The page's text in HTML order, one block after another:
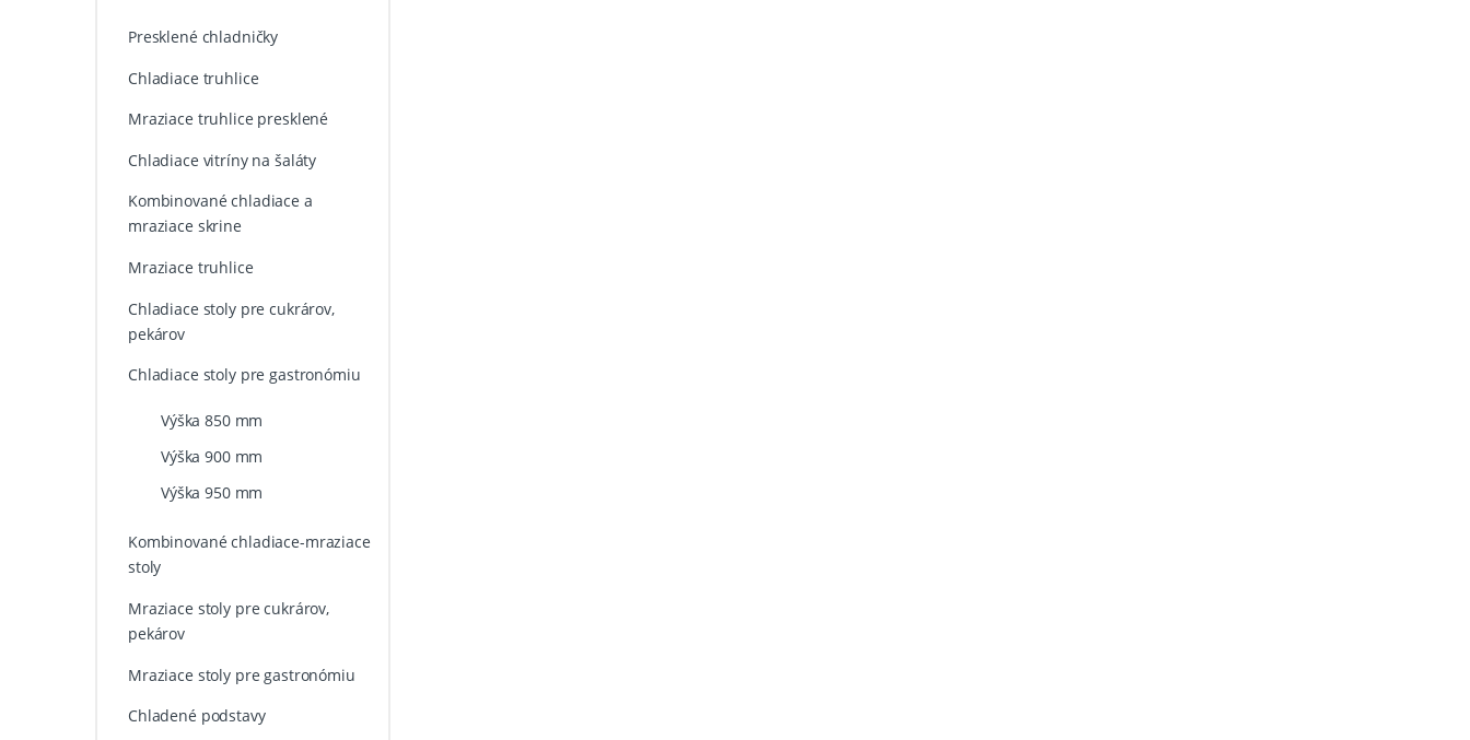
Presklené chladničky
Chladiace truhlice
Mraziace truhlice presklené
Chladiace vitríny na šaláty
Kombinované chladiace a
mraziace skrine
Mraziace truhlice
Chladiace stoly pre cukrárov,
pekárov
Chladiace stoly pre gastronómiu
Výška 850 mm
Výška 900 mm
Výška 950 mm
Kombinované chladiace-mraziace
stoly
Mraziace stoly pre cukrárov,
pekárov
Mraziace stoly pre gastronómiu
Chladené podstavy